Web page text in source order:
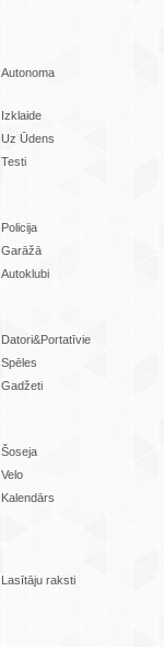
Autonoma
Izklaide
Uz Ūdens
Testi
Policija
Garāžā
Autoklubi
Datori&Portatīvie
Spēles
Gadžeti
Šoseja
Velo
Kalendārs
Lasītāju raksti